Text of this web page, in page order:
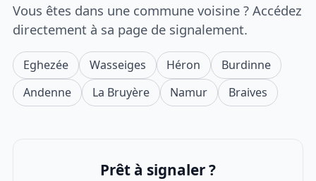
Vous êtes dans une commune voisine ? Accédez
directement à sa page de signalement.
Eghezée Wasseiges Héron
Burdinne
Andenne
La Bruyère Namur Braives
Prêt à signaler ?